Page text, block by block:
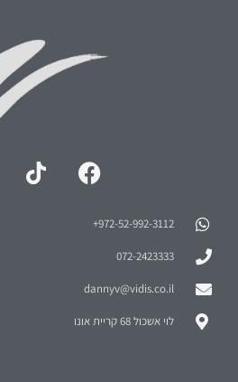
972-52-992-3112⁩+
072-2423333
dannyv@vidis.co.il
לוי אשכול 68 קריית אונו